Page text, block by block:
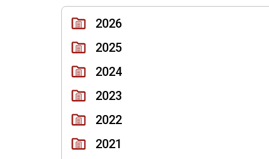
2026
2025
2024
2023
2022
2021